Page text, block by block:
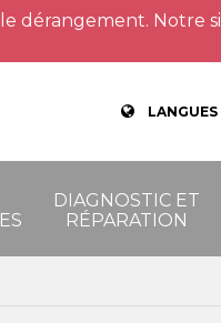
dérangement.
LANGUES
DIAGNOSTIC ET
RÉPARATION